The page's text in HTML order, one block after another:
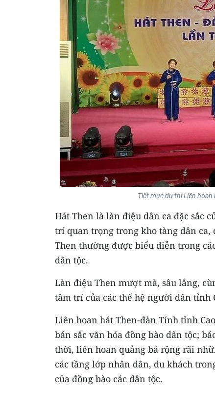
Tiết mục dự thi Liên hoan
Hát Then là làn điệu dân ca đặc sắc
trí quan trọng trong kho tàng dân ca,
Then thường được biểu diễn trong
dân tộc.
Làn điệu Then mượt mà, sâu lắng,
tâm trí của các thế hệ người dân tỉnh
Liên hoan hát Then-đàn Tính tỉnh
bản sắc văn hóa đồng bào dân tộc;
thời, liên hoan quảng bá rộng rãi
các tầng lớp nhân dân, du khách
của đồng bào các dân tộc.